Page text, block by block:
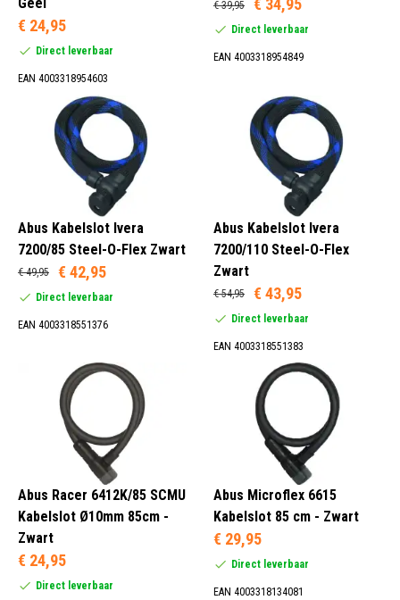
Geel
€ 24,95
Direct leverbaar
EAN 4003318954603
€ 39,95 € 34,95
Direct leverbaar
EAN 4003318954849
Abus Kabelslot Ivera
7200/85 Steel-O-Flex Zwart
€ 49,95 € 42,95
Direct leverbaar
EAN 4003318551376
Abus Kabelslot Ivera
7200/110 Steel-O-Flex
Zwart
€ 54,95 € 43,95
Direct leverbaar
EAN 4003318551383
Abus Racer 6412K/85 SCMU
Kabelslot Ø10mm 85cm -
Zwart
€ 24,95
Direct leverbaar
Abus Microflex 6615
Kabelslot 85 cm - Zwart
€ 29,95
Direct leverbaar
EAN 4003318134081